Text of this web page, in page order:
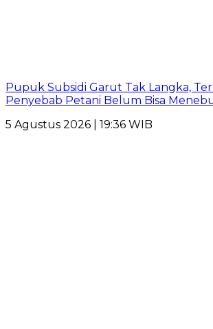
Pupuk Subsidi Garut Tak Langka,
Penyebab Petani Belum Bisa
5 Agustus 2026 | 19:36 WIB